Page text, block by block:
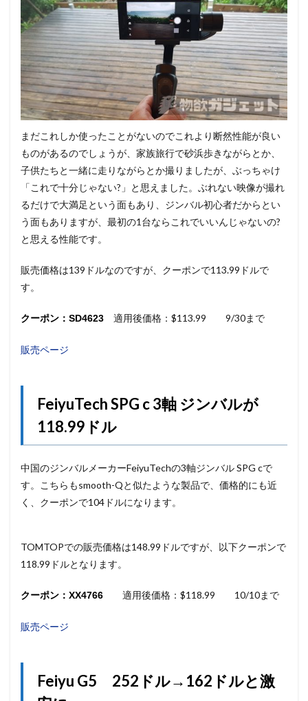
まだこれしか使ったことがないのでこれより断然性能が良い
ものがあるのでしょうが、家族旅行で砂浜歩きながらとか、
子供たちと一緒に走りながらとか撮りましたが、ぶっちゃけ
「これで十分じゃない?」と思えました。ぶれない映像が撮れ
るだけで大満足という面もあり、ジンバル初心者だからとい
う面もありますが、最初の1台ならこれでいいんじゃないの?
と思える性能です。
販売価格は139ドルなのですが、クーポンで113.99ドルで
す。
クーポン：SD4623 適用後価格：$113.99 9/30まで
販売ページ
FeiyuTech SPG c 3軸 ジンバルが
118.99ドル
中国のジンバルメーカーFeiyuTechの3軸ジンバル SPG cで
す。こちらもsmooth-Qと似たような製品で、価格的にも近
く、クーポンで104ドルになります。
TOMTOPでの販売価格は148.99ドルですが、以下クーポンで
118.99ドルとなります。
クーポン：XX4766 適用後価格：$118.99 10/10まで
販売ページ
Feiyu G5 252ドル→162ドルと激